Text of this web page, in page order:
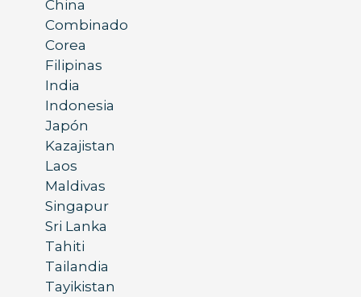
China
Combinado
Corea
Filipinas
India
Indonesia
Japón
Kazajistan
Laos
Maldivas
Singapur
Sri Lanka
Tahiti
Tailandia
Tayikistan